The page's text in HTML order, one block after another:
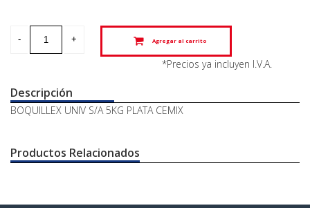
Agregar al carrito
*Precios ya incluyen I.V.A.
Descripción
BOQUILLEX UNIV S/A 5KG PLATA CEMIX
Productos Relacionados